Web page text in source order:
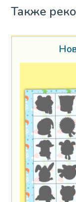
Также